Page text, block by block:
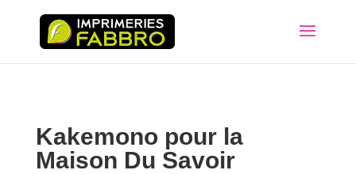
Kakemono pour la
Maison Du Savoir